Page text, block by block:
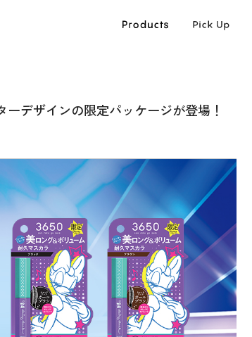
デザインの限定パッケージが登場！